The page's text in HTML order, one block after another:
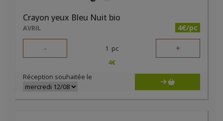
Crayon yeux Bleu Nuit bio
AVRIL 4€/pc
- 1 pc +
4€
Réception souhaitée le